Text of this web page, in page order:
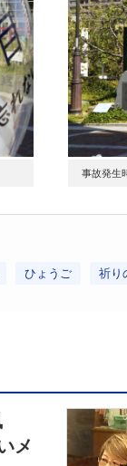
事故発生
ひょうご 祈り
メ